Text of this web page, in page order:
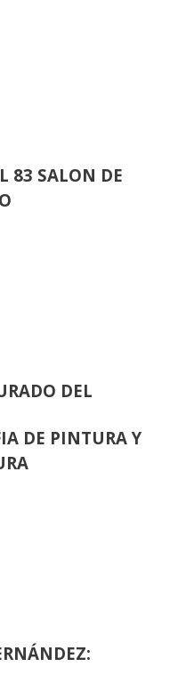
83 SALON DE
DEL
DE PINTURA Y